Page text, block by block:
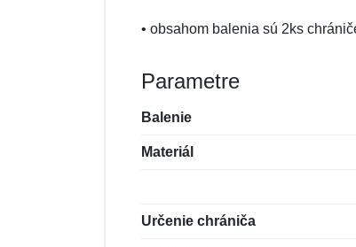
• obsahom balenia sú 2ks
Parametre
Balenie
Materiál
Určenie chrániča